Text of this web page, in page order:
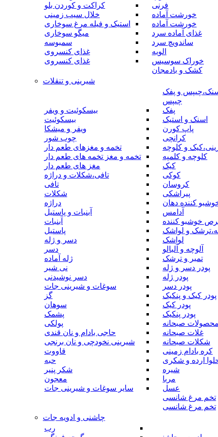
فرنی
خورشت آماده
خورشت آماده
غذای آماده سرد
ساندویچ سرد
الویه
خوراک سوسیس
کشک و بادمجان
کراکت و کوردن بلو
خلال سیب زمینی
استیک و فیله مرغ سوخاری
میگو سوخاری
سمبوسه
غذای کنسروی
غذای کنسروی
شیرینی و تنقلات
و پفک
چیپس
پفک
اسنک و استیک
پاپ کورن
کرانچی
و کلوچه
کلوچه و کلمپه
کیک
کوکی
کروسان
پیراشکی
کننده دهان
آدامس
خوشبو کننده
و لواشک
لواشک
آلوچه و آلبالو
تمبر و ترشک
پودر دسر و ژله
پودر ژله
پودر دسر
پودر کیک و پنکیک
پودر کیک
پودر پنکیک
محصولات صبحانه
غلات صبحانه
شکلات صبحانه
کره بادام زمینی
ارده و شکری
شیره
مربا
عسل
تخم مرغ شانسی
تخم مرغ شانسی
بیسکوئیت و ویفر
بیسکوئیت
ویفر و میشکا
چوب شور
تخمه و مغزهای طعم دار
تخمه و مغز تخمه های طعم دار
مغز های طعم دار
تافی،شکلات و دراژه
تافی
شکلات
دراژه
آبنبات و پاستیل
آبنبات
پاستیل
دسر و ژله
دسر
ژله آماده
نی شیر
دسر نوشیدنی
سوغات و شیرینی جات
گز
سوهان
پشمک
پولکی
حاجی بادام و نان قندی
شیرینی نخودچی و نان برنجی
قاووت
حبه
شکر پنیر
معجون
سایر سوغات و شیرینی جات
چاشنی و ادویه جات
رب